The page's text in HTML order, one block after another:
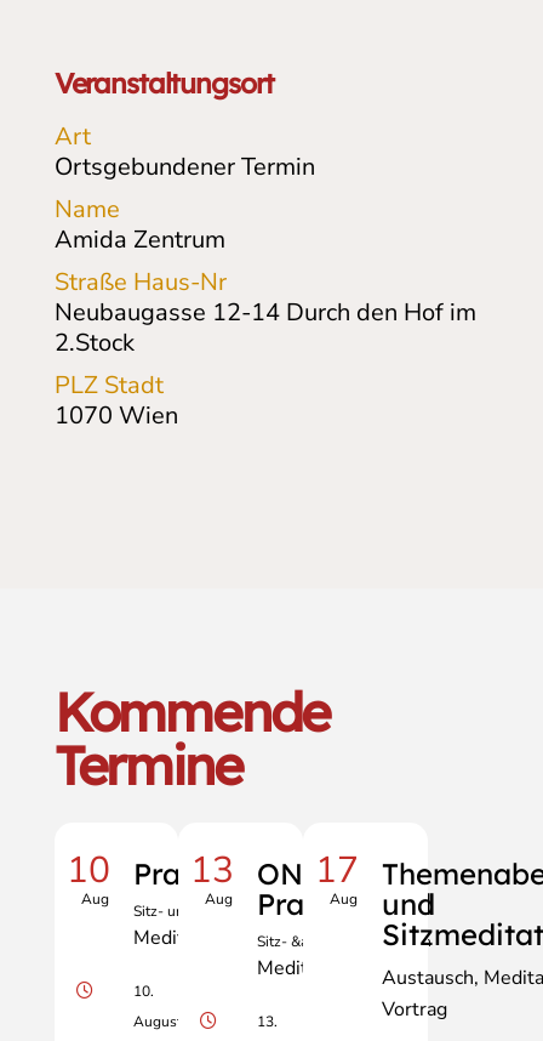
Veranstaltungsort
Art
Ortsgebundener Termin
Name
Amida Zentrum
Straße Haus-Nr
Neubaugasse 12-14 Durch den Hof im
2.Stock
PLZ Stadt
1070 Wien
Kommende
Termine
10
Aug
Praxisabend
Sitz- und Gehmeditation
Meditation
10.
August
13
Aug
ONLINE
Praxisabend
Sitz- &amp; Gehmeditation
Meditation
13.
17
Aug
und
Austausch
Vortrag